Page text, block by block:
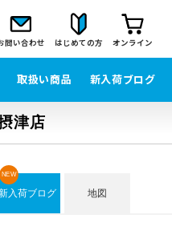
問い合わせ はじめての方 オンライン
取扱い商品 新入荷ブログ
津店
入荷ブログ
NEW
地図